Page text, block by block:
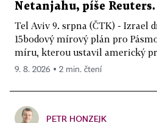
Netanjahu, píše Reuters.
Tel Aviv 9. srpna (ČTK) - Izrael
15bodový mírový plán pro
míru, kterou ustavil americký
9. 8. 2026 ▪ 2 min. čtení
PETR HONZEJK